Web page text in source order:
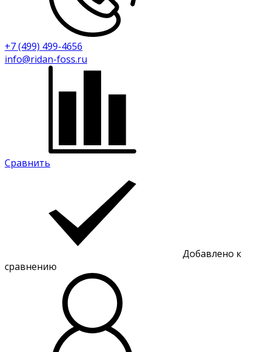
+7 (499) 499-4656
info@ridan-foss.ru
Сравнить
Добавлено к
сравнению